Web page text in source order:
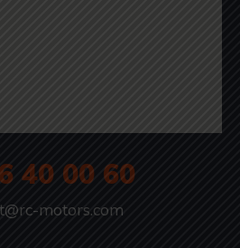
40 00 60
motors.com